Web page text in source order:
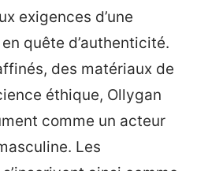
exigences d’une
quête d’authenticité.
des matériaux de
éthique, Ollygan
comme un acteur
Les